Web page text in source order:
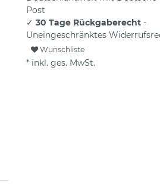
Post
✓ 30 Tage Rückgaberecht -
Uneingeschränktes
Wunschliste
* inkl. ges. MwSt.